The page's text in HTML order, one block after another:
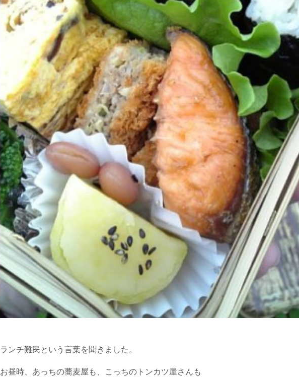
ランチ難民という言葉を聞きました。
お昼時、あっちの蕎麦屋も、こっちのトンカツ屋さんも